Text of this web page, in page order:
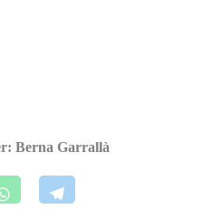
Berna Garrallà